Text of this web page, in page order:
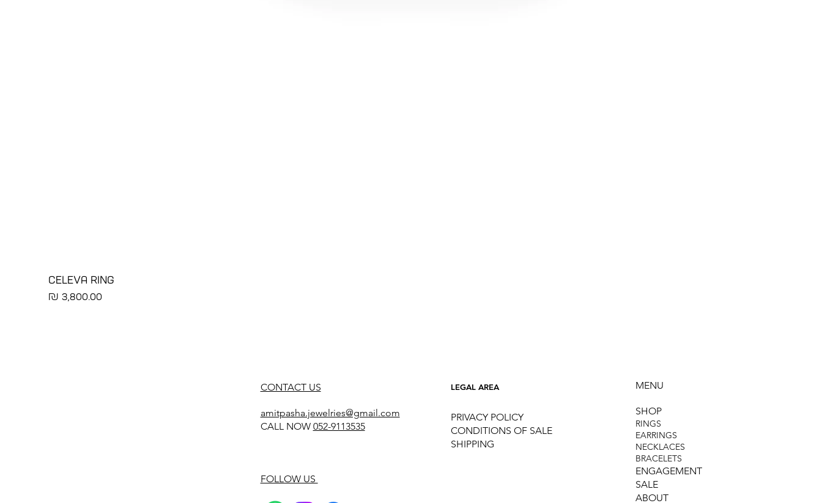
CELEVA RING
מחיר
LEGAL AREA
PRIVACY POLICY
CONDITIONS OF SALE
SHIPPING
CONTACT US
amitpasha.jewelries@gmail.com
CALL NOW 052-9113535
FOLLOW US
MENU
SHOP
RINGS
EARRINGS
NECKLACES
BRACELETS
ENGAGEMENT
SALE
ABOUT